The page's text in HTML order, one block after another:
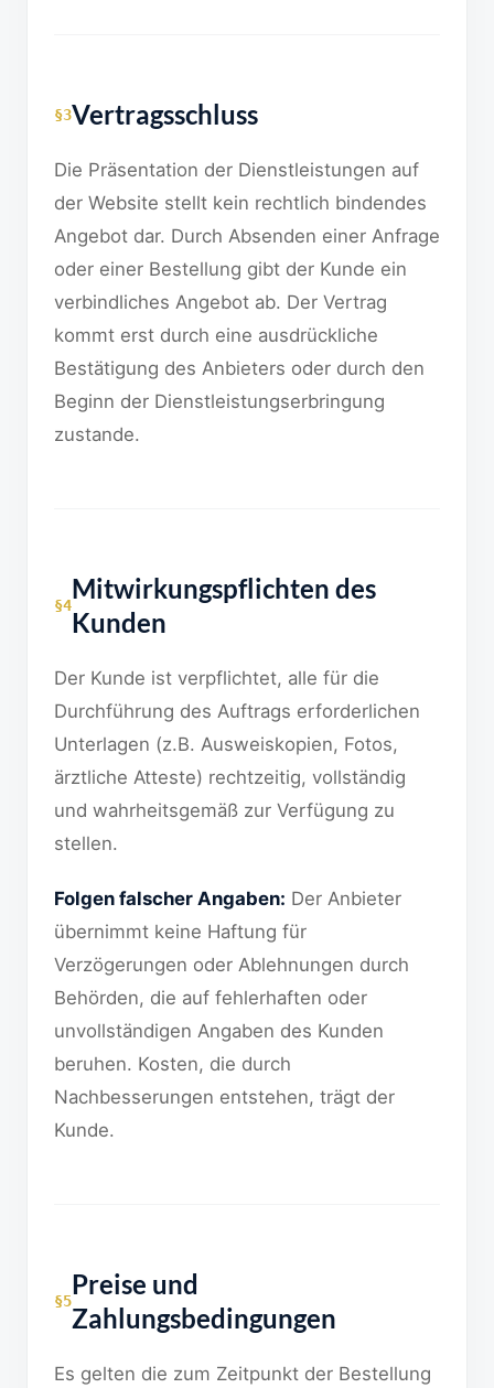
§3Vertragsschluss
Die Präsentation der Dienstleistungen auf
der Website stellt kein rechtlich bindendes
Angebot dar. Durch Absenden einer Anfrage
oder einer Bestellung gibt der Kunde ein
verbindliches Angebot ab. Der Vertrag
kommt erst durch eine ausdrückliche
Bestätigung des Anbieters oder durch den
Beginn der Dienstleistungserbringung
zustande.
§4
Mitwirkungspflichten des
Kunden
Der Kunde ist verpflichtet, alle für die
Durchführung des Auftrags erforderlichen
Unterlagen (z.B. Ausweiskopien, Fotos,
ärztliche Atteste) rechtzeitig, vollständig
und wahrheitsgemäß zur Verfügung zu
stellen.
Folgen falscher Angaben: Der Anbieter
übernimmt keine Haftung für
Verzögerungen oder Ablehnungen durch
Behörden, die auf fehlerhaften oder
unvollständigen Angaben des Kunden
beruhen. Kosten, die durch
Nachbesserungen entstehen, trägt der
Kunde.
§5
Preise und
Zahlungsbedingungen
Es gelten die zum Zeitpunkt der Bestellung